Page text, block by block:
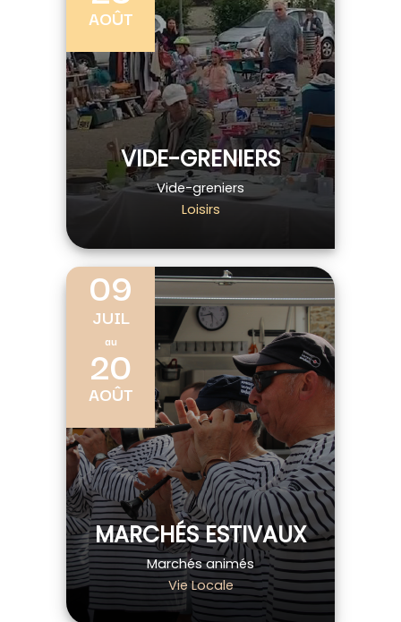
AOÛT
VIDE-GRENIERS
Vide-greniers
Loisirs
09
JUIL
au
20
AOÛT
MARCHÉS ESTIVAUX
Marchés animés
Vie Locale